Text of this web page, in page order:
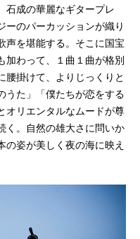
成の華麗なギタープレ
ーのパーカッションが織り
声を堪能する。そこに国宝
加わって、１曲１曲が格別
腰掛けて、よりじっくりと
うた」「僕たちが恋をする
オリエンタルなムードが尊
く。自然の雄大さに問いか
の姿が美しく夜の海に映え